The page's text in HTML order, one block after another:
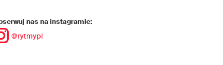
nas na instagramie:
@rytmypl